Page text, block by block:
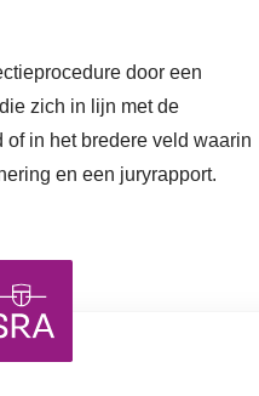
door een
zich in lijn met de
in het bredere veld waarin
en een juryrapport.